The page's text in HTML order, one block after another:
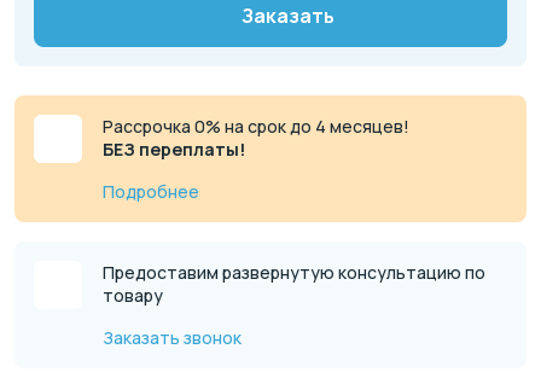
Заказать
Рассрочка 0% на срок до 4 месяцев!
БЕЗ переплаты!
Подробнее
Предоставим развернутую консультацию по
товару
Заказать звонок